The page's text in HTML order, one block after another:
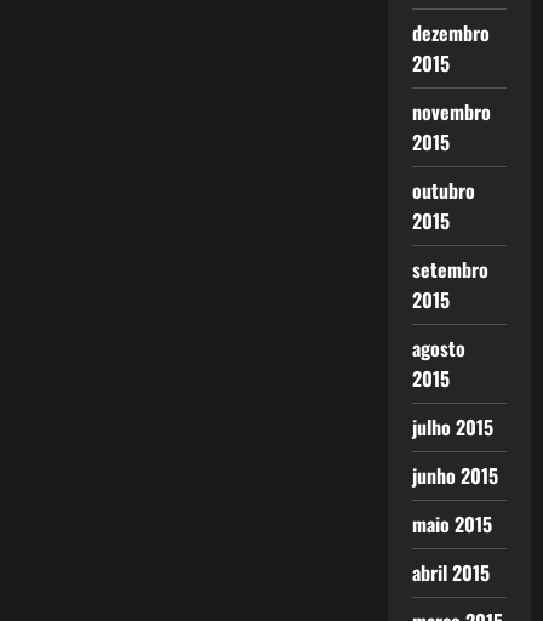
dezembro
2015
novembro
2015
outubro
2015
setembro
2015
agosto
2015
julho 2015
junho 2015
maio 2015
abril 2015